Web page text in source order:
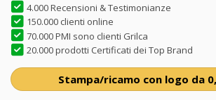
4.000 Recensioni & Testimonianze
150.000 clienti online
70.000 PMI sono clienti Grilca
20.000 prodotti Certificati dei Top Brand
Stampa/ricamo con logo da